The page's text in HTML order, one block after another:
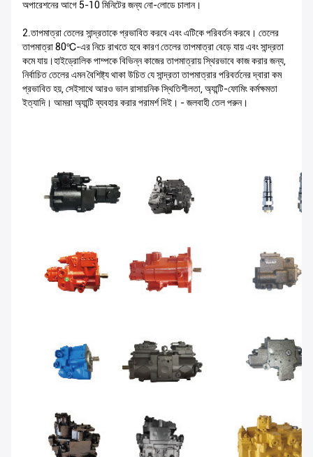
অপারেশনের আগে 5-10 মিনিটের জন্য নো-লোডে চালান।
2.তাপমাত্রা তেলের সান্দ্রতাকে প্রভাবিত করবে এবং এটিকে পরিবর্তন করবে। তেলের
তাপমাত্রা 80℃-এর নিচে রাখতে হবে কারণ তেলের তাপমাত্রা বেড়ে যায় এবং সান্দ্রতা
কমে যায়।হাইড্রোলিক পাম্পকে বিভিন্ন কাজের তাপমাত্রায় স্থিরভাবে কাজ করার জন্য,
নির্বাচিত তেলের এমন বৈশিষ্ট্য থাকা উচিত যে সান্দ্রতা তাপমাত্রার পরিবর্তনের দ্বারা কম
প্রভাবিত হয়, সেইসাথে আরও ভাল রাসায়নিক স্থিতিশীলতা, অ্যান্টি-ফোমিং কর্মক্ষমতা
ইত্যাদি। আমরা অ্যান্টি ব্যবহার করার পরামর্শ দিই। - জলবাহী তেল পরুন।